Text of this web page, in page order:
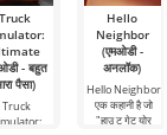
Truck
- बहुत
पैसा)
Truck
Hello
Neighbor
(एमओडी -
अनलॉक)
Hello Neighbor
एक कहानी है जो
"हाउ टू गेट योर